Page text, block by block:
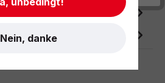
Nein, danke